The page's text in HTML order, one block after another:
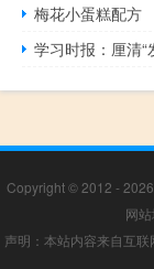
梅花小蛋糕配方
学习时报：厘清
Copyright © 2012 - 2026
网
声明：本站内容来自互